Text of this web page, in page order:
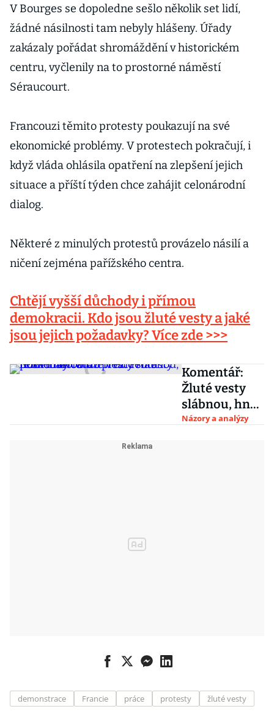
V Bourges se dopoledne sešlo několik set lidí,
žádné násilnosti tam nebyly hlášeny. Úřady
zakázaly pořádat shromáždění v historickém
centru, vyčlenily na to prostorné náměstí
Séraucourt.
Francouzi těmito protesty poukazují na své
ekonomické problémy. V protestech pokračují, i
když vláda ohlásila opatření na zlepšení jejich
situace a příští týden chce zahájit celonárodní
dialog.
Některé z minulých protestů provázelo násilí a
ničení zejména pařížského centra.
Chtějí vyšší důchody i přímou
demokracii. Kdo jsou žluté vesty a jaké
jsou jejich požadavky? Více zde >>>
Komentář:
Žluté vesty
slábnou, hněv
Francouzů
Názory a analýzy
demonstrace Francie práce protesty žluté vesty